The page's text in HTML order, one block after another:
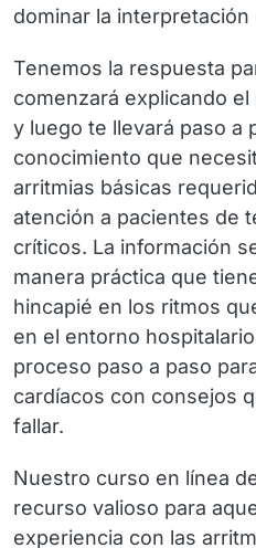
dominar la interpretación
Tenemos la respuesta
comenzará explicando
y luego te llevará paso a
conocimiento que
arritmias básicas
atención a pacientes de
críticos. La información
manera práctica que
hincapié en los ritmos
en el entorno
proceso paso a paso
cardíacos con consejos
fallar.
Nuestro curso en línea
recurso valioso para
experiencia con las